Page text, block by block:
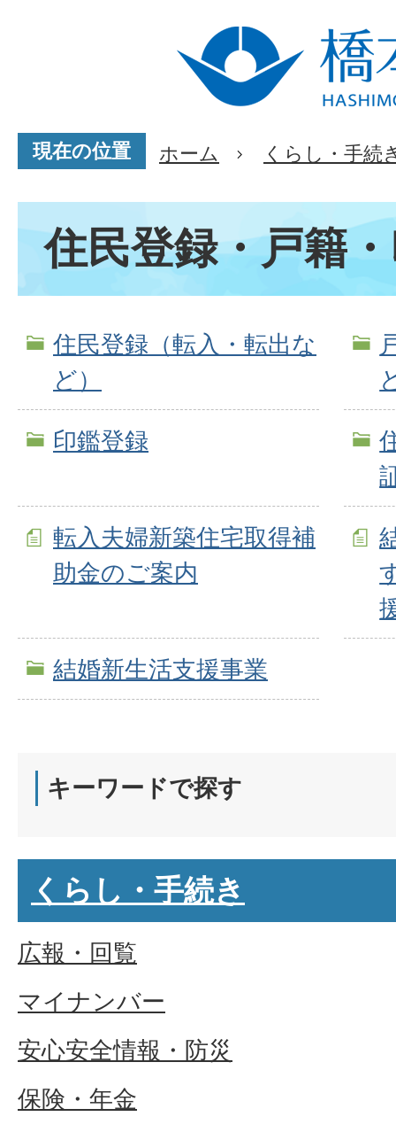
現在の位置 ホーム くらし・手続
住民登録・戸籍
住民登録（転入・転出な
ど）
印鑑登録
転入夫婦新築住宅取得補
助金のご案内
結婚新生活支援事業
キーワードで探す
くらし・手続き
広報・回覧
マイナンバー
安心安全情報・防災
保険・年金